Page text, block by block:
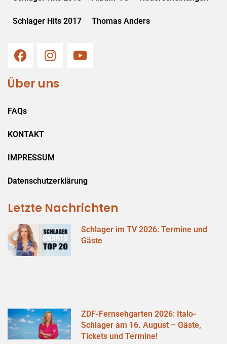
Schlager Hits 2017 Thomas Anders
Über uns
FAQs
KONTAKT
IMPRESSUM
Datenschutzerklärung
Letzte Nachrichten
Schlager im TV 2026: Termine und
Gäste
ZDF-Fernsehgarten 2026: Italo-
Schlager am 16. August – Gäste,
Tickets und Termine!